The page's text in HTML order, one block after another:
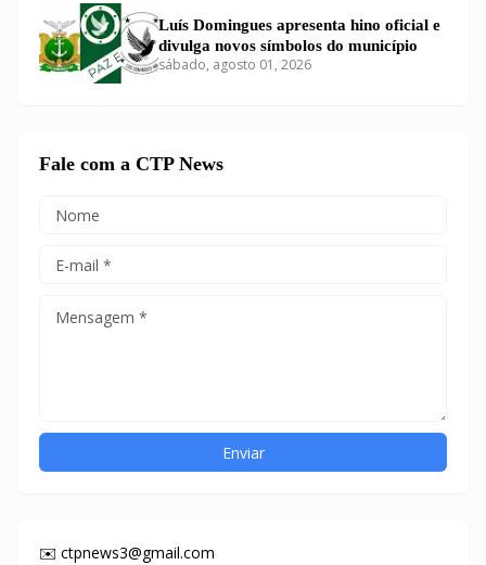
Luís Domingues apresenta hino oficial e
divulga novos símbolos do município
sábado, agosto 01, 2026
Fale com a CTP News
✉️ ctpnews3@gmail.com